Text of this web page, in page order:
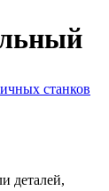
станков
деталей,